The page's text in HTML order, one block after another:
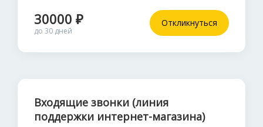
30000 ₽
до 30 дней
Откликнуться
Входящие звонки (линия
поддержки интернет-магазина)